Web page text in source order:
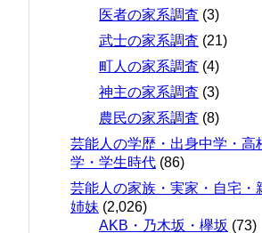
医者の家系調査 (3)
武士の家系調査 (21)
町人の家系調査 (4)
神主の家系調査 (3)
農民の家系調査 (8)
芸能人の学歴・出身中学・高
学・学生時代 (86)
芸能人の家族・実家・自宅・
姉妹 (2,026)
AKB・乃木坂・欅坂 (73)